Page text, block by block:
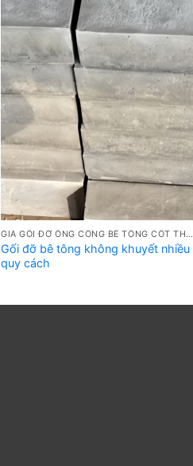
Add to
wishlist
GIÁ GỐI ĐỠ ỐNG CỐNG BÊ TÔNG CỐT THÉP ĐÚC SẴN
Gối đỡ bê tông không khuyết nhiều
quy cách